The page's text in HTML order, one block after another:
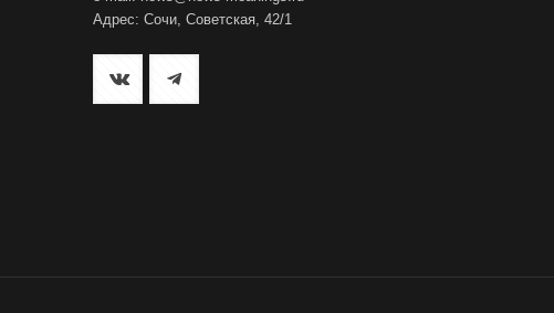
Адрес: Сочи, Советская, 42/1